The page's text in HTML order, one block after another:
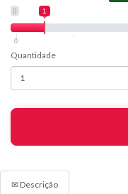
0 1
0
Quantidade
✉ Descrição